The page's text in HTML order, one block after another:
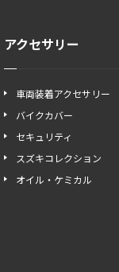
アクセサリー
車両装着アクセサリー
バイクカバー
セキュリティ
スズキコレクション
オイル・ケミカル